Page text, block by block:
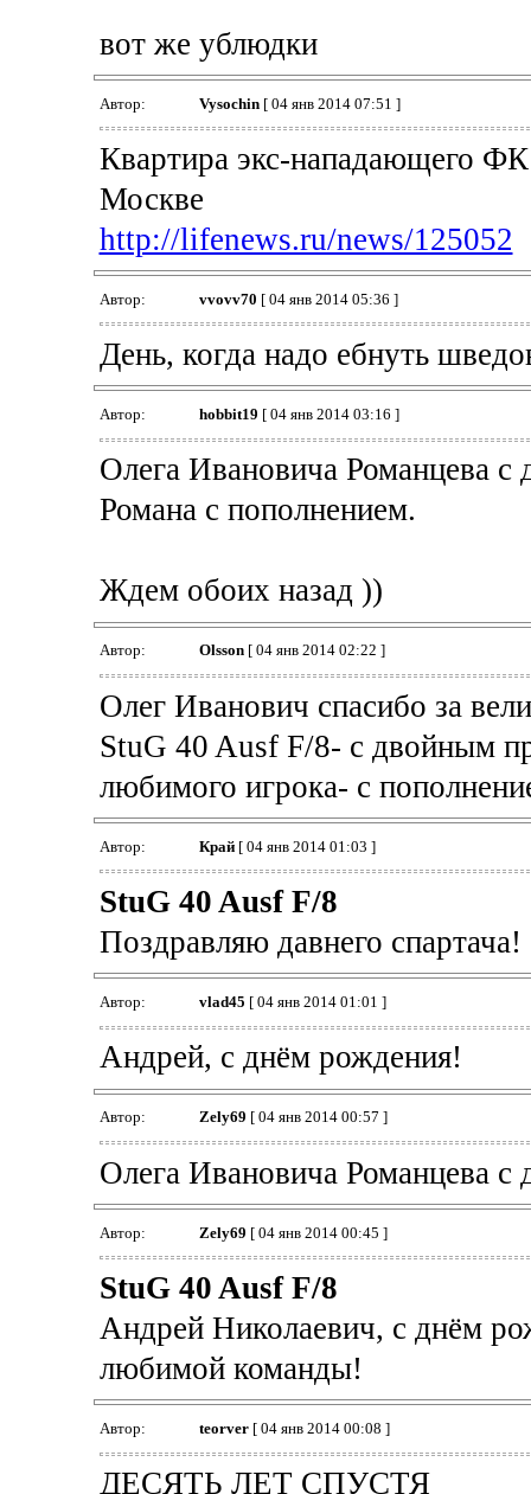
вот же ублюдки
Автор: Vysochin[ 04 янв 2014 07:51 ]
Квартира экс-нападающего
Москве
http://lifenews.ru/news/125052
Автор: vvovv70 [ 04 янв 2014 05:36 ]
День, когда надо ебнуть
Автор: hobbit19 [ 04 янв 2014 03:16 ]
Олега Ивановича Романцева с
Романа с пополнением.
Ждем обоих назад ))
Автор: Olsson[ 04 янв 2014 02:22 ]
Олег Иванович спасибо за
StuG 40 Ausf F/8- с двойным
любимого игрока- с
Автор: Край[ 04 янв 2014 01:03 ]
StuG 40 Ausf F/8
Поздравляю давнего спартача!
Автор: vlad45 [ 04 янв 2014 01:01 ]
Андрей, с днём рождения!
Автор: Zely69 [ 04 янв 2014 00:57 ]
Олега Ивановича Романцева
Автор: Zely69 [ 04 янв 2014 00:45 ]
StuG 40 Ausf F/8
Андрей Николаевич, с днём
любимой команды!
Автор: teorver[ 04 янв 2014 00:08 ]
ДЕСЯТЬ ЛЕТ СПУСТЯ